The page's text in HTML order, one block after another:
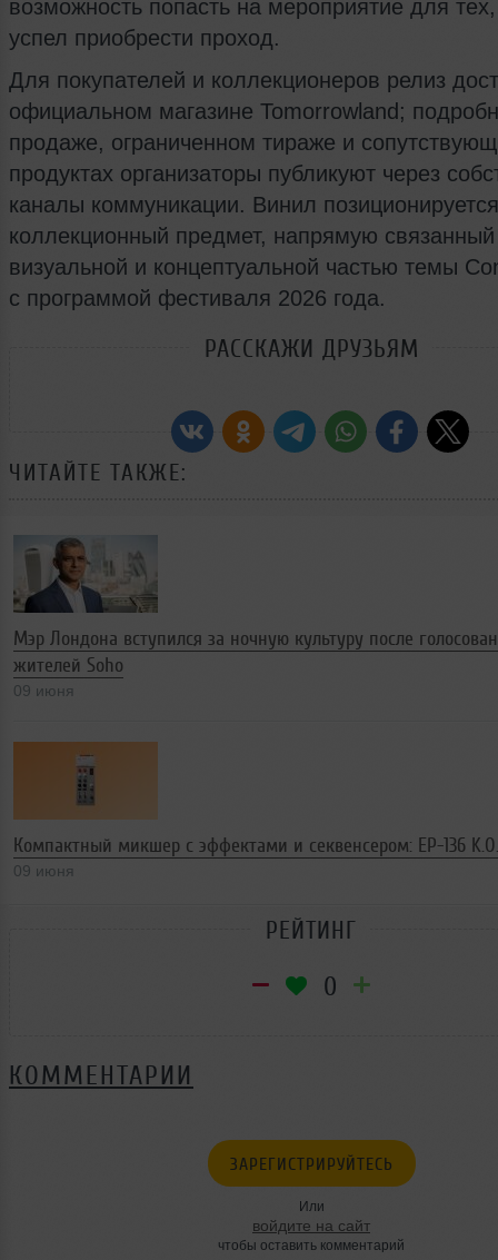
возможность попасть на мероприятие для
успел приобрести проход.
Для покупателей и коллекционеров релиз
официальном магазине Tomorrowland;
продаже, ограниченном тираже и
продуктах организаторы публикуют через
каналы коммуникации. Винил
коллекционный предмет, напрямую
визуальной и концептуальной частью темы
с программой фестиваля 2026 года.
РАССКАЖИ ДРУЗЬЯМ
ЧИТАЙТЕ ТАКЖЕ:
Мэр Лондона вступился за ночную культуру после
жителей Soho
09 июня
Компактный микшер с эффектами и секвенсером: EP-136
09 июня
РЕЙТИНГ
0
КОММЕНТАРИИ
ЗАРЕГИСТРИРУЙТЕСЬ
Или
войдите на сайт
чтобы оставить комментарий